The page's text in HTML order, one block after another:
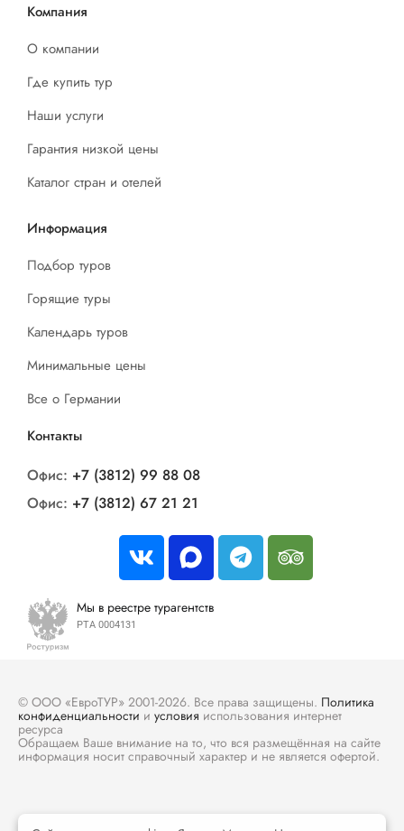
Компания
О компании
Где купить тур
Наши услуги
Гарантия низкой цены
Каталог стран и отелей
Информация
Подбор туров
Горящие туры
Календарь туров
Минимальные цены
Все о Германии
Контакты
Офис: +7 (3812) 99 88 08
Офис: +7 (3812) 67 21 21
Мы в реестре турагентств
РТА 0004131
© ООО «ЕвроТУР» 2001-2026. Все права защищены. Политика
конфиденциальности и условия использования интернет
ресурса
Обращаем Ваше внимание на то, что вся размещённая на сайте
информация носит справочный характер и не является офертой.